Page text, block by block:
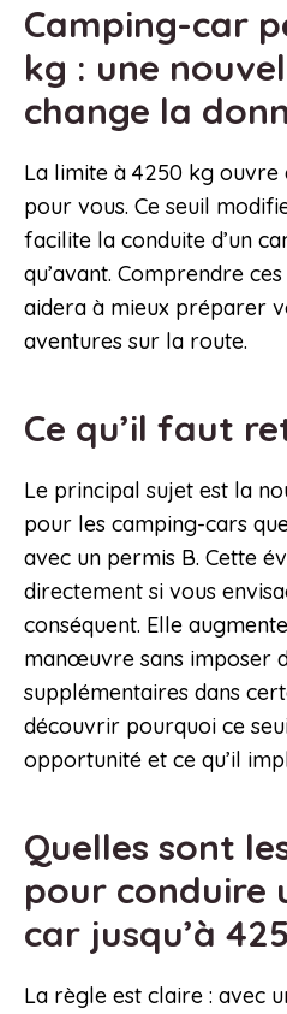
Camping-car
kg : une
change la
La limite à 4250 kg ouvre
pour vous. Ce seuil
facilite la conduite d’un
qu’avant. Comprendre
aidera à mieux préparer
aventures sur la route.
Ce qu’il faut
Le principal sujet est la
pour les camping-cars
avec un permis B. Cette
directement si vous
conséquent. Elle
manœuvre sans imposer
supplémentaires dans
découvrir pourquoi ce
opportunité et ce qu’il
Quelles sont
pour conduire
car jusqu’à
La règle est claire : avec